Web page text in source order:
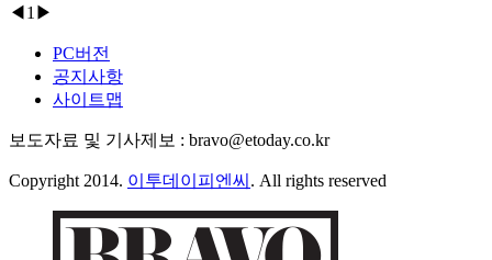
◀ 1 ▶
PC버전
공지사항
사이트맵
보도자료 및 기사제보 : bravo@etoday.co.kr
Copyright 2014. 이투데이피엔씨 . All rights reserved